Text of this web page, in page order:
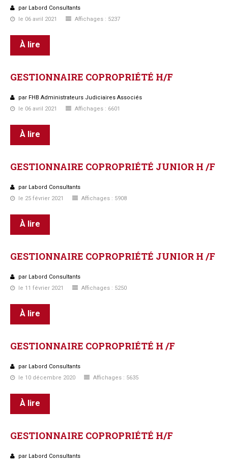
par Labord Consultants
le 06 avril 2021
Affichages : 5237
À lire
GESTIONNAIRE COPROPRIÉTÉ H/F
par FHB Administrateurs Judiciaires Associés
le 06 avril 2021
Affichages : 6601
À lire
GESTIONNAIRE COPROPRIÉTÉ JUNIOR H /F
par Labord Consultants
le 25 février 2021
Affichages : 5908
À lire
GESTIONNAIRE COPROPRIÉTÉ JUNIOR H /F
par Labord Consultants
le 11 février 2021
Affichages : 5250
À lire
GESTIONNAIRE COPROPRIÉTÉ H /F
par Labord Consultants
le 10 décembre 2020
Affichages : 5635
À lire
GESTIONNAIRE COPROPRIÉTÉ H/F
par Labord Consultants